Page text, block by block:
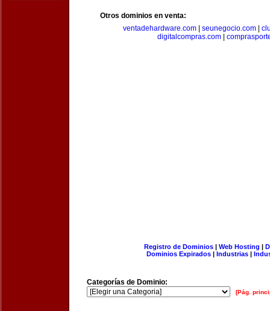
Otros dominios en venta:
ventadehardware.com| seunegocio.com|
digitalcompras.com
Registro de Dominios| Web Hosting |
Dominios Expirados | Industrias |
Categorías de Dominio:
[Pág.